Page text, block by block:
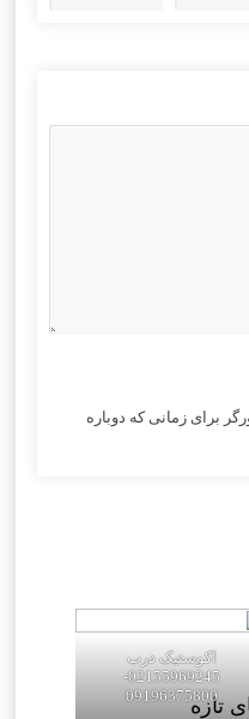
برای زمانی که دوباره
اکوستیک درب
02155969245-
09196375800
تازه